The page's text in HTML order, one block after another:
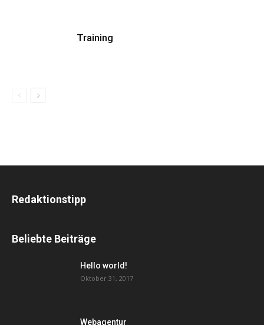
Training
Redaktionstipp
Beliebte Beiträge
Hello world!
Oktober 31, 2017
Webagentur